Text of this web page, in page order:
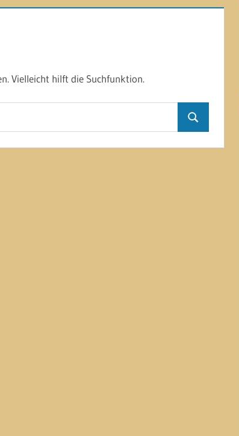
Vielleicht hilft die Suchfunktion.
Suchen